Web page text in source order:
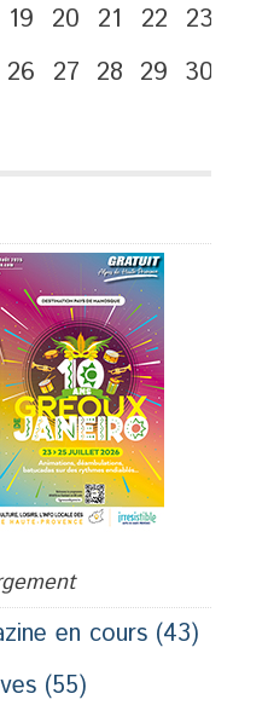
19 20 21 22 23
26 27 28 29 30
en cours (43)
(55)